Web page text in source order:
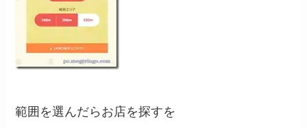
範囲を選んだらお店を探すを